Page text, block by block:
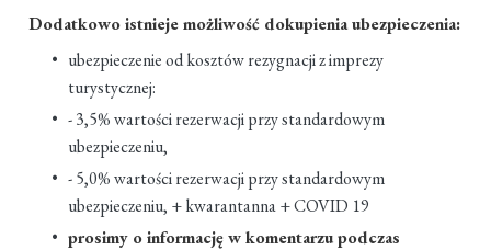
Dodatkowo istnieje możliwość dokupienia ubezpieczenia:
ubezpieczenie od kosztów rezygnacji z imprezy
turystycznej:
- 3,5% wartości rezerwacji przy standardowym
ubezpieczeniu,
- 5,0% wartości rezerwacji przy standardowym
ubezpieczeniu, + kwarantanna + COVID 19
prosimy o informację w komentarzu podczas